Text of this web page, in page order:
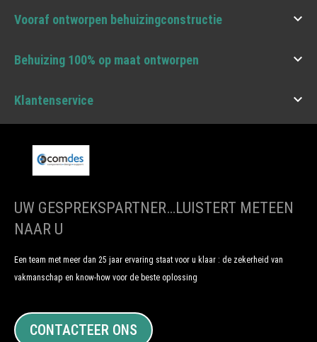
Vooraf ontworpen behuizingconstructie 
Behuizing 100% op maat ontworpen 
Klantenservice 
UW GESPREKSPARTNER…LUISTERT METEEN
NAAR U
Een team met meer dan 25 jaar ervaring staat voor u klaar : de zekerheid van
vakmanschap en know-how voor de beste oplossing
CONTACTEER ONS